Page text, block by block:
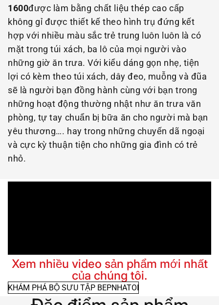
1600được làm bằng chất liệu thép cao cấp
không gỉ được thiết kế theo hình trụ đứng kết
hợp với nhiều màu sắc trẻ trung luôn luôn là có
mặt trong túi xách, ba lô của mọi người vào
những giờ ăn trưa. Với kiểu dáng gọn nhẹ, tiện
lợi có kèm theo túi xách, dây đeo, muỗng và đũa
sẽ là người bạn đồng hành cùng với bạn trong
những hoạt động thường nhật như ăn trưa văn
phòng, tự tay chuẩn bị bữa ăn cho người mà bạn
yêu thương…. hay trong những chuyến dã ngoại
và cực kỳ thuận tiện cho những gia đình có trẻ
nhỏ.
Xem nhiều video sản phẩm mới nhất
của chúng tôi.
KHÁM PHÁ BỘ SƯU TẬP BEPNHATOI